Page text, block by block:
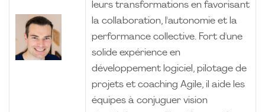
leurs transformations en favorisant
la collaboration, l'autonomie et la
performance collective. Fort d'une
solide expérience en
développement logiciel, pilotage de
projets et coaching Agile, il aide les
équipes à conjuguer vision